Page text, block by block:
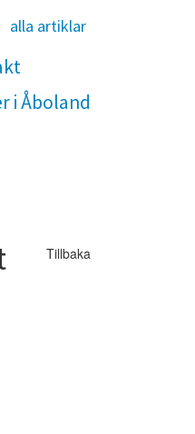
alla artiklar
i Åboland
Tillbaka